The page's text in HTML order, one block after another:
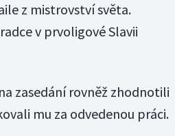
z mistrovství světa.
v prvoligové Slavii
zasedání rovněž zhodnotili
mu za odvedenou práci.